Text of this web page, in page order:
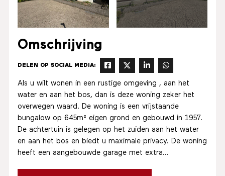
Omschrijving
DELEN OP SOCIAL MEDIA:
Als u wilt wonen in een rustige omgeving , aan het
water en aan het bos, dan is deze woning zeker het
overwegen waard. De woning is een vrijstaande
bungalow op 645m² eigen grond en gebouwd in 1957.
De achtertuin is gelegen op het zuiden aan het water
en aan het bos en biedt u maximale privacy. De woning
heeft een aangebouwde garage met extra...